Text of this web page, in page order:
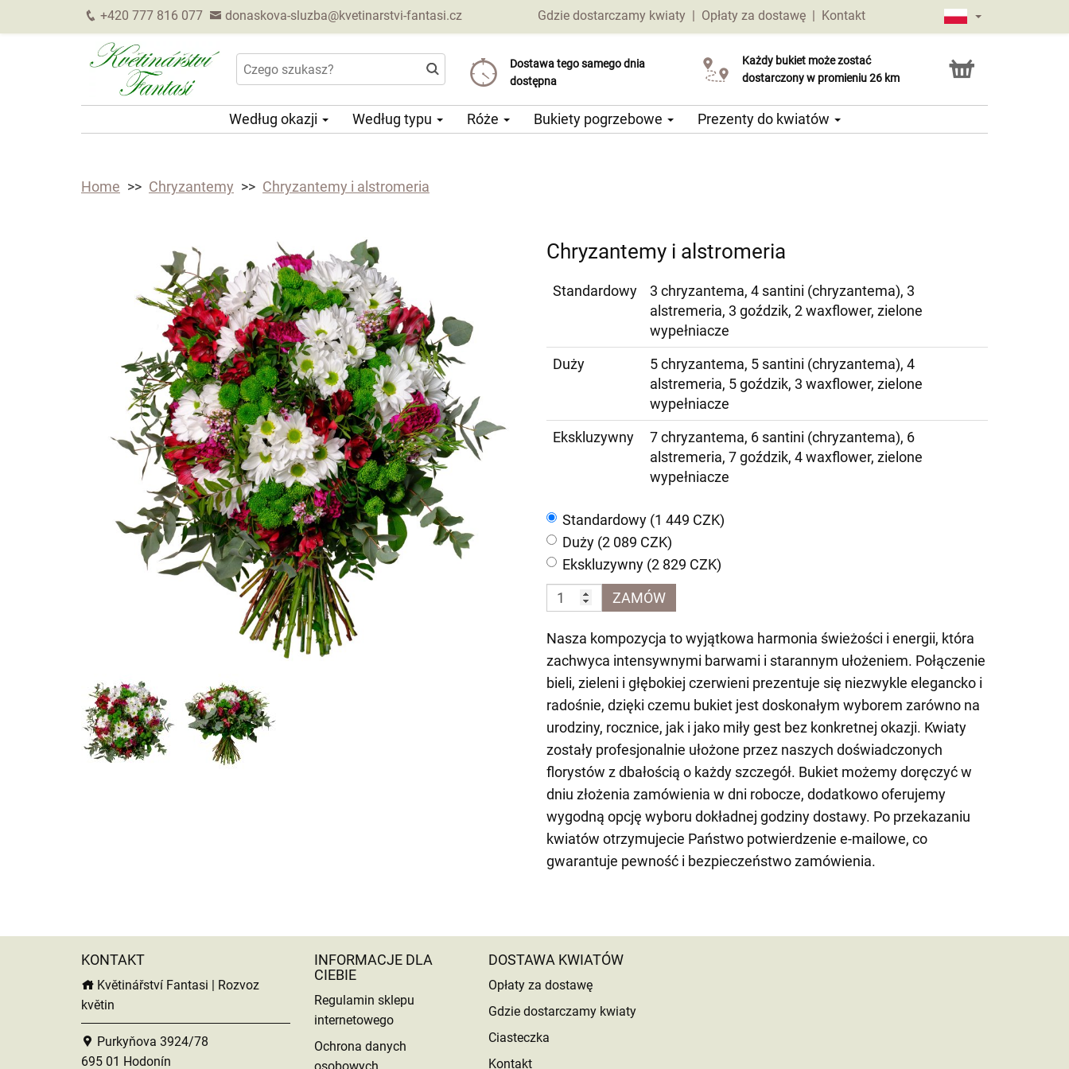
+420 777 816 077 donaskova-sluzba@kvetinarstvi-fantasi.cz Gdzie dostarczamy kwiaty | Opłaty za dostawę | Kontakt
Dostawa tego samego dnia
dostępna
Koszt dostawy już od 69 CZK
Wybierz datę dostawy
Każdy bukiet może zostać
dostarczony w promieniu 26 km
Usługa Click & Collect
Według okazji Według typu Róże Bukiety pogrzebowe Prezenty do kwiatów
Home Chryzantemy Chryzantemy i alstromeria
Chryzantemy i alstromeria
Standardowy
3 chryzantema, 4 santini (chryzantema), 3
alstremeria, 3 goździk, 2 waxflower, zielone
wypełniacze
Duży
5 chryzantema, 5 santini (chryzantema), 4
alstremeria, 5 goździk, 3 waxflower, zielone
wypełniacze
Ekskluzywny
7 chryzantema, 6 santini (chryzantema), 6
alstremeria, 7 goździk, 4 waxflower, zielone
wypełniacze
Standardowy (1 449 CZK)
Duży (2 089 CZK)
Ekskluzywny (2 829 CZK)
ZAMÓW
Nasza kompozycja to wyjątkowa harmonia świeżości i energii, która
zachwyca intensywnymi barwami i starannym ułożeniem. Połączenie
bieli, zieleni i głębokiej czerwieni prezentuje się niezwykle elegancko i
radośnie, dzięki czemu bukiet jest doskonałym wyborem zarówno na
urodziny, rocznice, jak i jako miły gest bez konkretnej okazji. Kwiaty
zostały profesjonalnie ułożone przez naszych doświadczonych
florystów z dbałością o każdy szczegół. Bukiet możemy doręczyć w
dniu złożenia zamówienia w dni robocze, dodatkowo oferujemy
wygodną opcję wyboru dokładnej godziny dostawy. Po przekazaniu
kwiatów otrzymujecie Państwo potwierdzenie e-mailowe, co
gwarantuje pewność i bezpieczeństwo zamówienia.
KONTAKT
Květinářství Fantasi | Rozvoz
květin
Purkyňova 3924/78
695 01 Hodonín
INFORMACJE DLA
CIEBIE
Regulamin sklepu
internetowego
Ochrona danych
DOSTAWA KWIATÓW
Opłaty za dostawę
Gdzie dostarczamy kwiaty
Ciasteczka
Kontakt